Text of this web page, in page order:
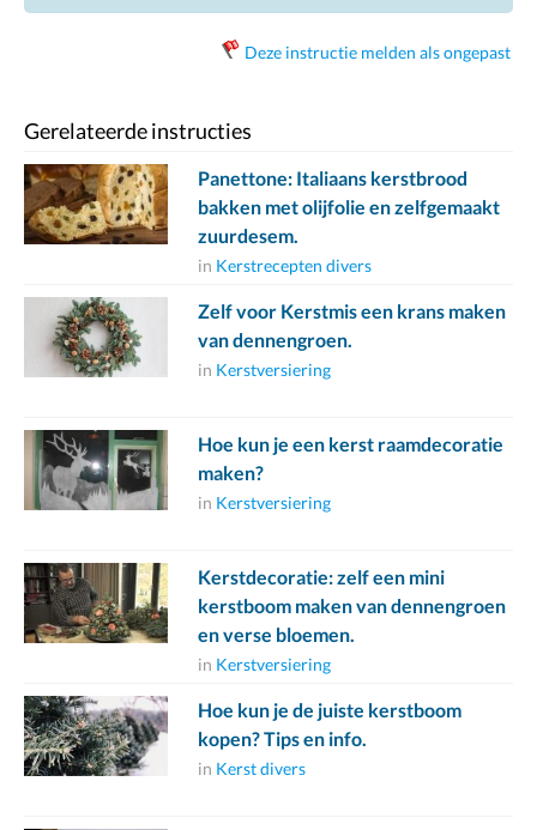
Deze instructie melden als ongepast
Gerelateerde instructies
Panettone: Italiaans kerstbrood
bakken met olijfolie en zelfgemaakt
zuurdesem.
in Kerstrecepten divers
Zelf voor Kerstmis een krans maken
van dennengroen.
in Kerstversiering
Hoe kun je een kerst raamdecoratie
maken?
in Kerstversiering
Kerstdecoratie: zelf een mini
kerstboom maken van dennengroen
en verse bloemen.
in Kerstversiering
Hoe kun je de juiste kerstboom
kopen? Tips en info.
in Kerst divers